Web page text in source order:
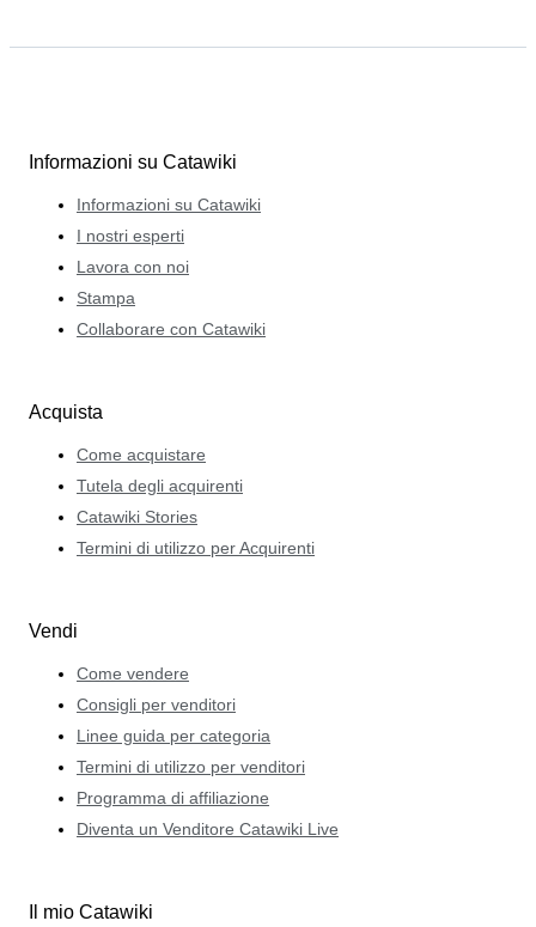
Informazioni su Catawiki
Informazioni su Catawiki
I nostri esperti
Lavora con noi
Stampa
Collaborare con Catawiki
Acquista
Come acquistare
Tutela degli acquirenti
Catawiki Stories
Termini di utilizzo per Acquirenti
Vendi
Come vendere
Consigli per venditori
Linee guida per categoria
Termini di utilizzo per venditori
Programma di affiliazione
Diventa un Venditore Catawiki Live
Il mio Catawiki